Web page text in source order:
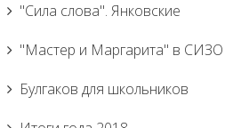
"Сила слова". Янковские
"Мастер и Маргарита" в СИЗО
Булгаков для школьников